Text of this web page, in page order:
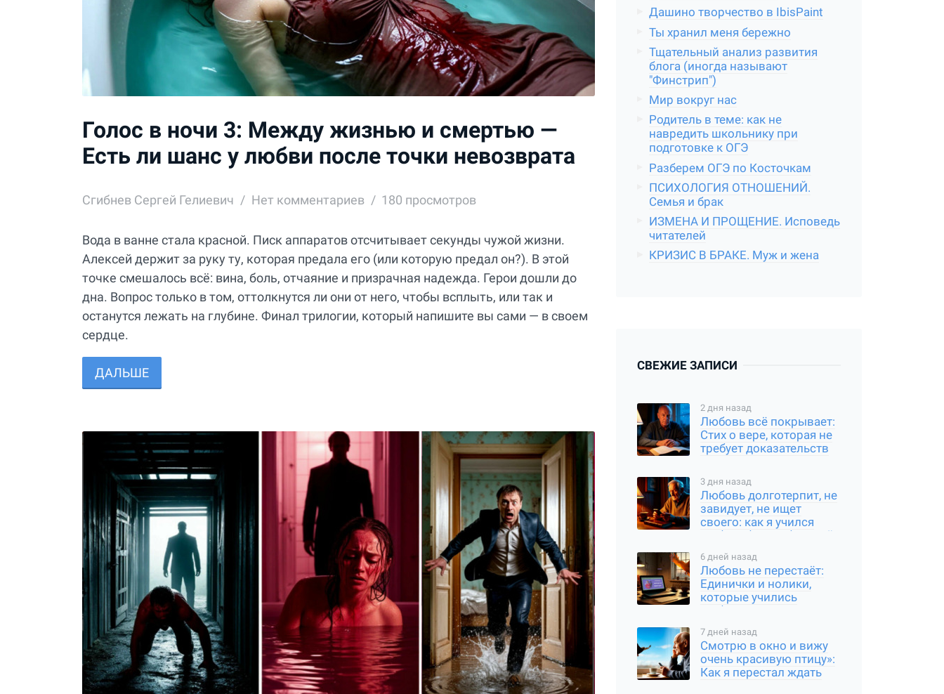
Голос в ночи 3: Между жизнью и смертью —
Есть ли шанс у любви после точки невозврата
Сгибнев Сергей Гелиевич Нет комментариев 180 просмотров
Вода в ванне стала красной. Писк аппаратов отсчитывает секунды чужой жизни.
Алексей держит за руку ту, которая предала его (или которую предал он?). В этой
точке смешалось всё: вина, боль, отчаяние и призрачная надежда. Герои дошли до
дна. Вопрос только в том, оттолкнутся ли они от него, чтобы всплыть, или так и
останутся лежать на глубине. Финал трилогии, который напишите вы сами — в своем
сердце.
ДАЛЬШЕ
Дашино творчество в IbisPaint
Ты хранил меня бережно
Тщательный анализ развития
блога (иногда называют
"Финстрип")
Мир вокруг нас
Родитель в теме: как не
навредить школьнику при
подготовке к ОГЭ
Разберем ОГЭ по Косточкам
ПСИХОЛОГИЯ ОТНОШЕНИЙ.
Семья и брак
ИЗМЕНА И ПРОЩЕНИЕ. Исповедь
читателей
КРИЗИС В БРАКЕ. Муж и жена
СВЕЖИЕ ЗАПИСИ
2 дня назад
Любовь всё покрывает:
Стих о вере, которая не
требует доказательств
3 дня назад
Любовь долготерпит, не
завидует, не ищет
своего: как я учился
любить без требований
6 дней назад
Любовь не перестаёт:
Единички и нолики,
которые учились
любить
7 дней назад
Смотрю в окно и вижу
очень красивую птицу»:
Как я перестал ждать